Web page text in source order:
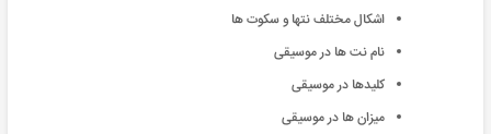
اشکال مختلف نتها و سکوت ها
نام نت ها در موسیقی
کلیدها در موسیقی
میزان ها در موسیقی